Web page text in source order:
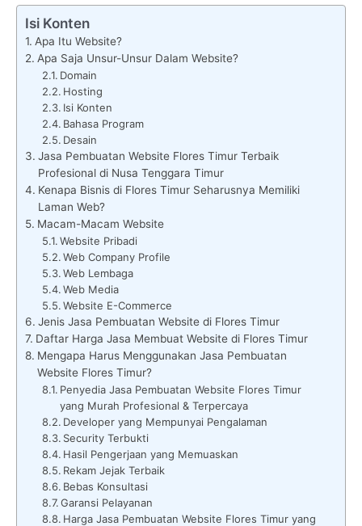
Isi Konten
Apa Itu Website?
Apa Saja Unsur-Unsur Dalam Website?
Domain
Hosting
Isi Konten
Bahasa Program
Desain
Jasa Pembuatan Website Flores Timur Terbaik
Profesional di Nusa Tenggara Timur
Kenapa Bisnis di Flores Timur Seharusnya Memiliki
Laman Web?
Macam-Macam Website
Website Pribadi
Web Company Profile
Web Lembaga
Web Media
Website E-Commerce
Jenis Jasa Pembuatan Website di Flores Timur
Daftar Harga Jasa Membuat Website di Flores Timur
Mengapa Harus Menggunakan Jasa Pembuatan
Website Flores Timur?
Penyedia Jasa Pembuatan Website Flores Timur
yang Murah Profesional & Terpercaya
Developer yang Mempunyai Pengalaman
Security Terbukti
Hasil Pengerjaan yang Memuaskan
Rekam Jejak Terbaik
Bebas Konsultasi
Garansi Pelayanan
Harga Jasa Pembuatan Website Flores Timur yang